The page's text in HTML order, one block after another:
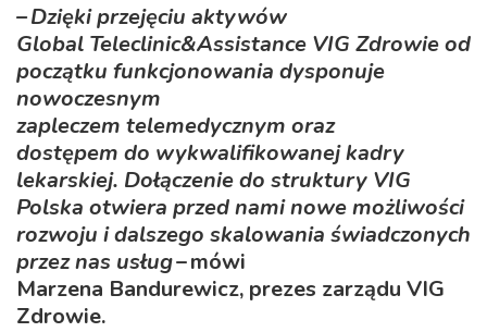
– Dzięki przejęciu aktywów
Global Teleclinic&Assistance VIG Zdrowie od
początku funkcjonowania dysponuje
nowoczesnym
zapleczem telemedycznym oraz
dostępem do wykwalifikowanej kadry
lekarskiej. Dołączenie do struktury VIG
Polska otwiera przed nami nowe możliwości
rozwoju i dalszego skalowania świadczonych
przez nas usług– mówi
Marzena Bandurewicz, prezes zarządu VIG
Zdrowie.